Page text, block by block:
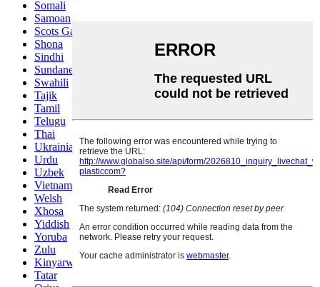
Somali
Samoan
Scots Gaelic
Shona
Sindhi
Sundanese
Swahili
Tajik
Tamil
Telugu
Thai
Ukrainian
Urdu
Uzbek
Vietnamese
Welsh
Xhosa
Yiddish
Yoruba
Zulu
Kinyarwanda
Tatar